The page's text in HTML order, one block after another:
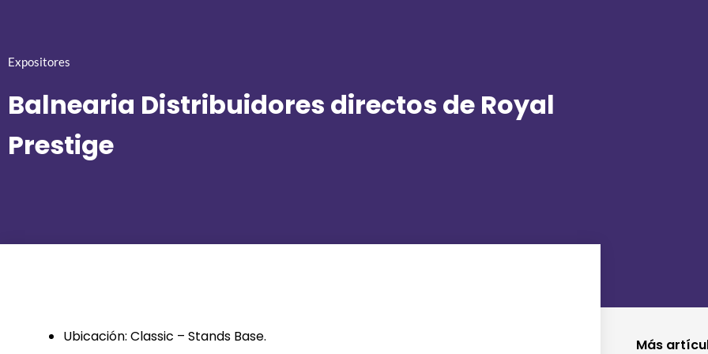
Expositores
Balnearia Distribuidores directos de Royal
Prestige
Ubicación: Classic – Stands Base.
Más